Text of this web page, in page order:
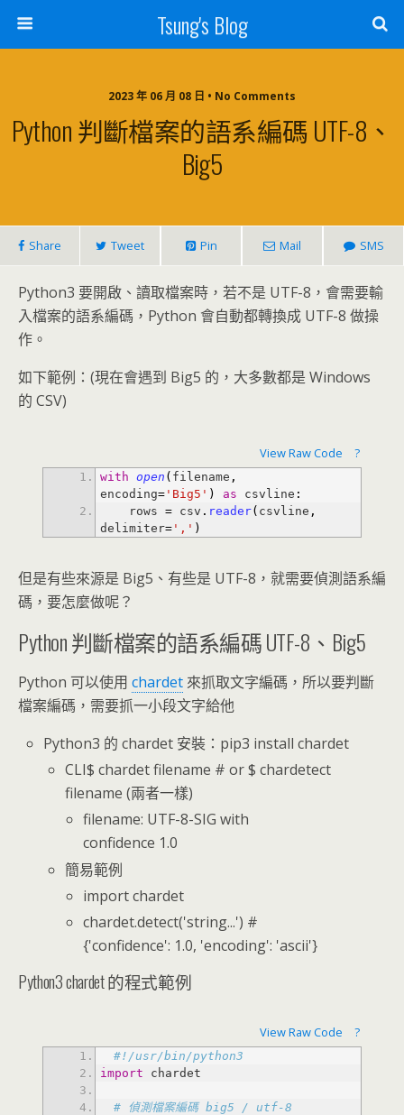
Tsung's Blog
2023 年 06 月 08 日 • No Comments
Python 判斷檔案的語系編碼 UTF-8、
Big5
Share Tweet Pin Mail SMS
Python3 要開啟、讀取檔案時，若不是 UTF-8，會需要輸
入檔案的語系編碼，Python 會自動都轉換成 UTF-8 做操
作。
如下範例：(現在會遇到 Big5 的，大多數都是 Windows
的 CSV)
View Raw Code ?
with open ( filename ,
encoding= 'Big5' ) as csvline :
    rows
= csv . reader( csvline ,
delimiter= ',' )
但是有些來源是 Big5、有些是 UTF-8，就需要偵測語系編
碼，要怎麼做呢？
Python 判斷檔案的語系編碼 UTF-8、Big5
Python 可以使用 chardet 來抓取文字編碼，所以要判斷
檔案編碼，需要抓一小段文字給他
Python3 的 chardet 安裝：pip3 install chardet
CLI$ chardet filename # or $ chardetect
filename (兩者一樣)
filename: UTF-8-SIG with
confidence 1.0
簡易範例
import chardet
chardet.detect('string...') #
{'confidence': 1.0, 'encoding': 'ascii'}
Python3 chardet 的程式範例
View Raw Code ?
#!/usr/bin/python3
import
# 偵測檔案編碼 big5 / utf-8